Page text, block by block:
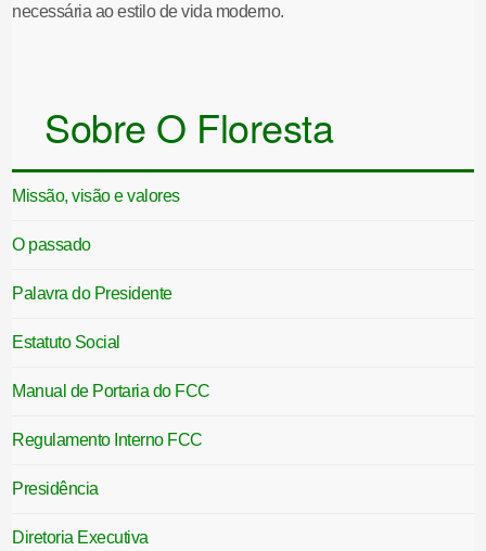
necessária ao estilo de vida moderno.
Sobre O Floresta
Missão, visão e valores
O passado
Palavra do Presidente
Estatuto Social
Manual de Portaria do FCC
Regulamento Interno FCC
Presidência
Diretoria Executiva